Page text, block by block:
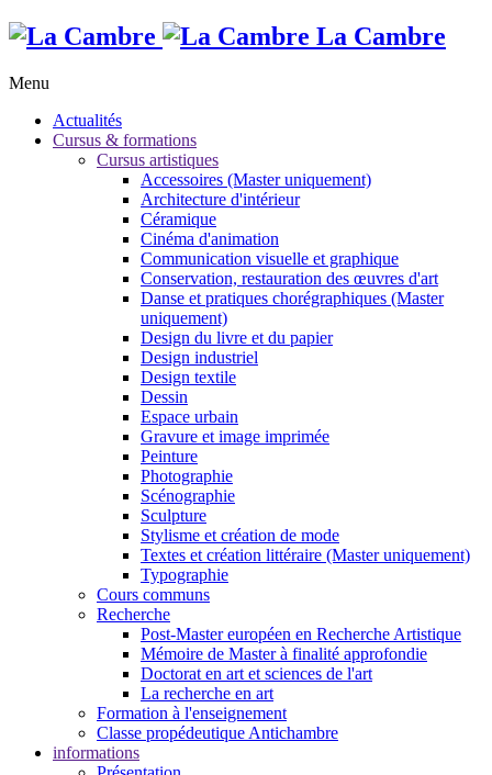
La Cambre
Menu
Actualités
Cursus & formations
Cursus artistiques
Accessoires (Master uniquement)
Architecture d'intérieur
Céramique
Cinéma d'animation
Communication visuelle et graphique
Conservation, restauration des œuvres d'art
Danse et pratiques chorégraphiques (Master
uniquement)
Design du livre et du papier
Design industriel
Design textile
Dessin
Espace urbain
Gravure et image imprimée
Peinture
Photographie
Scénographie
Sculpture
Stylisme et création de mode
Textes et création littéraire (Master uniquement)
Typographie
Cours communs
Recherche
Post-Master européen en Recherche Artistique
Mémoire de Master à finalité approfondie
Doctorat en art et sciences de l'art
La recherche en art
Formation à l'enseignement
Classe propédeutique Antichambre
informations